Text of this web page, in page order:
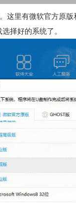
这里有微软官方原
择好的系统了。